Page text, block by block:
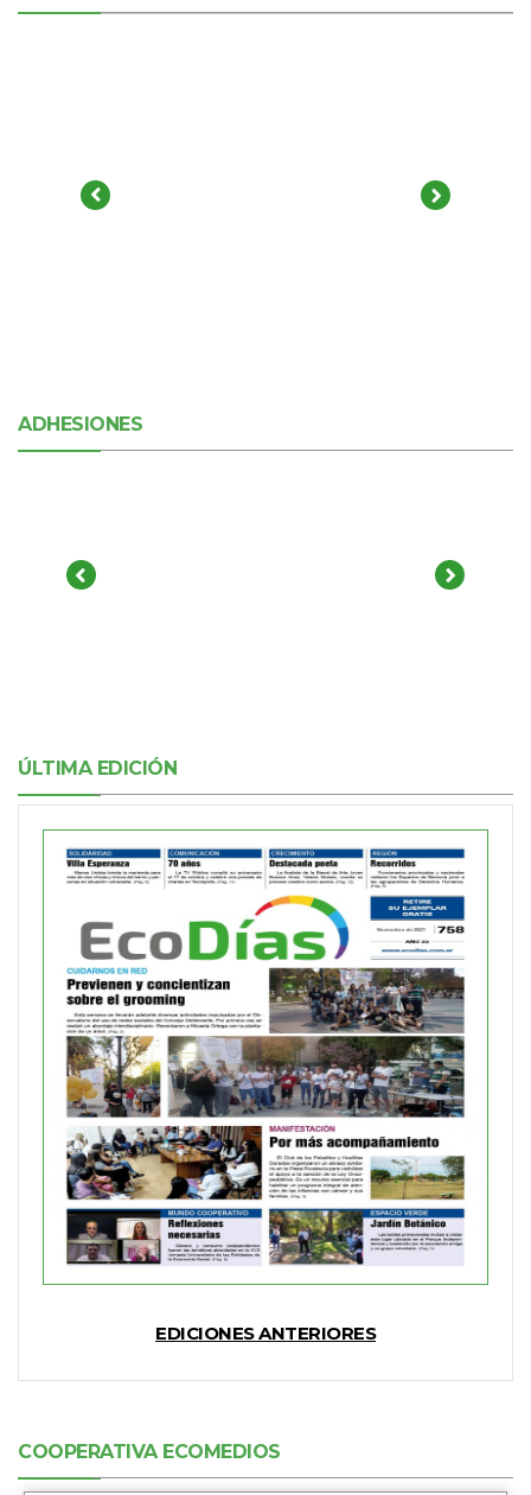
ADHESIONES
ÚLTIMA EDICIÓN
EDICIONES ANTERIORES
COOPERATIVA ECOMEDIOS